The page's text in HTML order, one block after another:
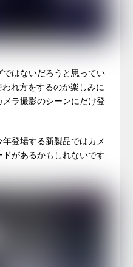
はないだろうと思ってい
れ方をするのか楽しみに
ラ撮影のシーンにだけ登
登場する新製品ではカメ
があるかもしれないです